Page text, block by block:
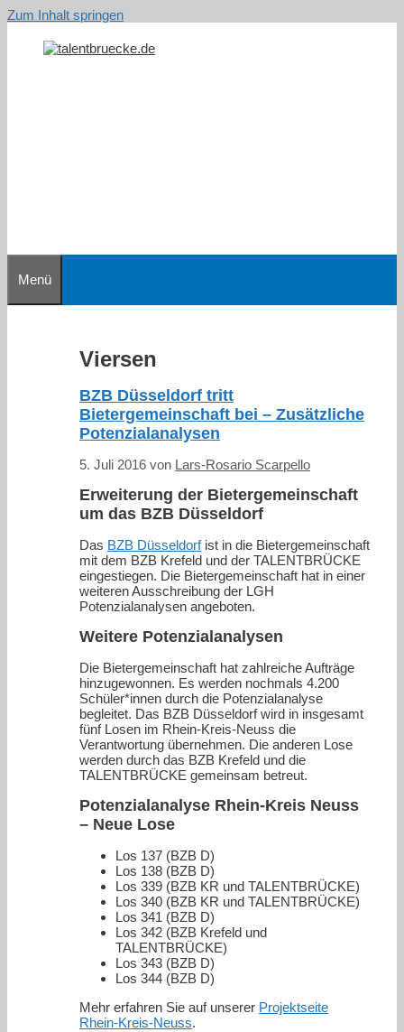
Zum Inhalt springen
Menü
Viersen
BZB Düsseldorf tritt
Bietergemeinschaft bei – Zusätzliche
Potenzialanalysen
5. Juli 2016 von Lars-Rosario Scarpello
Erweiterung der Bietergemeinschaft
um das BZB Düsseldorf
Das BZB Düsseldorfist in die Bietergemeinschaft
mit dem BZB Krefeld und der TALENTBRÜCKE
eingestiegen. Die Bietergemeinschaft hat in einer
weiteren Ausschreibung der LGH
Potenzialanalysen angeboten.
Weitere Potenzialanalysen
Die Bietergemeinschaft hat zahlreiche Aufträge
hinzugewonnen. Es werden nochmals 4.200
Schüler*innen durch die Potenzialanalyse
begleitet. Das BZB Düsseldorf wird in insgesamt
fünf Losen im Rhein-Kreis-Neuss die
Verantwortung übernehmen. Die anderen Lose
werden durch das BZB Krefeld und die
TALENTBRÜCKE gemeinsam betreut.
Potenzialanalyse Rhein-Kreis Neuss
– Neue Lose
Los 137 (BZB D)
Los 138 (BZB D)
Los 339 (BZB KR und TALENTBRÜCKE)
Los 340 (BZB KR und TALENTBRÜCKE)
Los 341 (BZB D)
Los 342 (BZB Krefeld und
TALENTBRÜCKE)
Los 343 (BZB D)
Los 344 (BZB D)
Mehr erfahren Sie auf unserer Projektseite
Rhein-Kreis-Neuss.